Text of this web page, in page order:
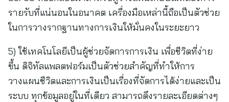
รายรับที่แน่นอนในอนาคต เครื่องมือเหล่านี้ถือเป็นตัวช่วย
ในการวางรากฐานทางการเงินให้มั่นคงในระยะยาว
5) ใช้เทคโนโลยีเป็นผู้ช่วยจัดการการเงิน เพื่อชีวิตที่ง่าย
ขึ้น ดิจิทัลแพลตฟอร์มเป็นตัวช่วยสำคัญที่ทำให้การ
วางแผนชีวิตและการเงินเป็นเรื่องที่จัดการได้ง่ายและเป็น
ระบบ ทุกข้อมูลอยู่ในที่เดียว สามารถดึงรายละเอียดต่างๆ